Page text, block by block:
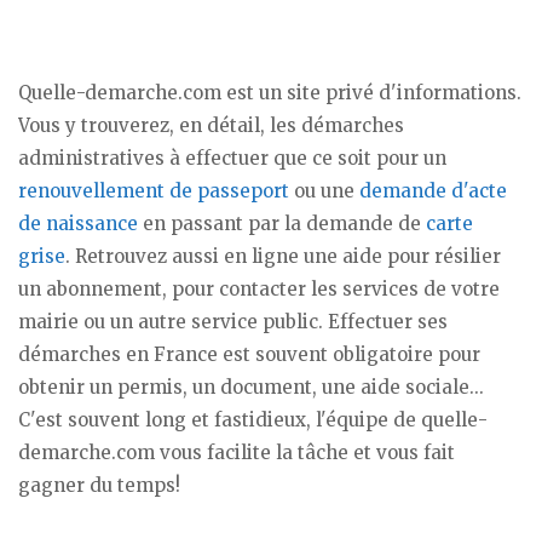
Quelle-demarche.com est un site privé d'informations.
Vous y trouverez, en détail, les démarches
administratives à effectuer que ce soit pour un
renouvellement de passeport ou une demande d'acte
de naissance en passant par la demande de carte
grise. Retrouvez aussi en ligne une aide pour résilier
un abonnement, pour contacter les services de votre
mairie ou un autre service public. Effectuer ses
démarches en France est souvent obligatoire pour
obtenir un permis, un document, une aide sociale...
C'est souvent long et fastidieux, l'équipe de quelle-
demarche.com vous facilite la tâche et vous fait
gagner du temps!